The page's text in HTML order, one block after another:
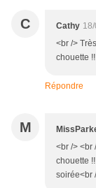
C Cathy
<br />
chouette
Répondre
M
<br /> <br
chouette
soirée<br